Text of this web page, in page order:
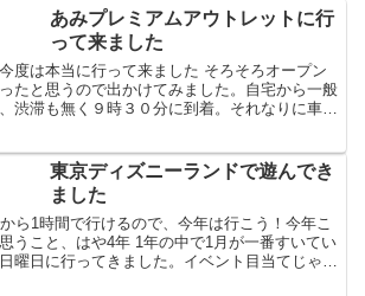
あみプレミアムアウトレットに行
って来ました
度は本当に行って来ました そろそろオープン
たと思うので出かけてみました。自宅から一般
渋滞も無く９時３０分に到着。それなりに車は
東京ディズニーランドで遊んでき
ました
ら1時間で行けるので、今年は行こう！今年こ
うこと、はや4年 1年の中で1月が一番すいてい
曜日に行ってきました。イベント目当てじゃな